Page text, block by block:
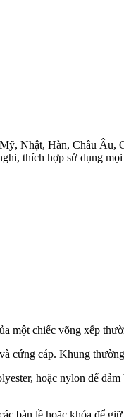
Nhật, Hàn, Châu
thích hợp sử dụng
một chiếc võng xếp
cáp. Khung
hoặc nylon để
bản lề hoặc khóa để